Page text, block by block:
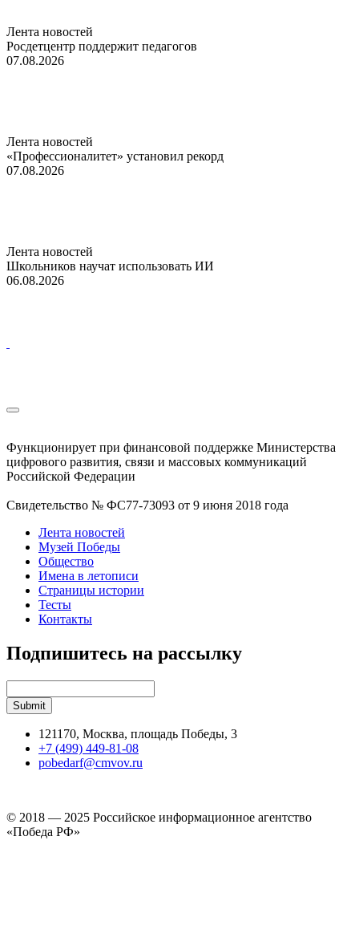
Лента новостей
Росдетцентр поддержит педагогов
07.08.2026
Лента новостей
«Профессионалитет» установил рекорд
07.08.2026
Лента новостей
Школьников научат использовать ИИ
06.08.2026
Функционирует при финансовой поддержке Министерства
цифрового развития, связи и массовых коммуникаций
Российской Федерации
Свидетельство № ФС77-73093 от 9 июня 2018 года
Лента новостей
Музей Победы
Общество
Имена в летописи
Страницы истории
Тесты
Контакты
Подпишитесь на рассылку
121170, Москва, площадь Победы, 3
+7 (499) 449-81-08
pobedarf@cmvov.ru
© 2018 — 2025 Российское информационное агентство
«Победа РФ»